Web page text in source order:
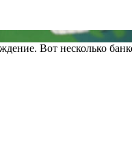
Вот несколько